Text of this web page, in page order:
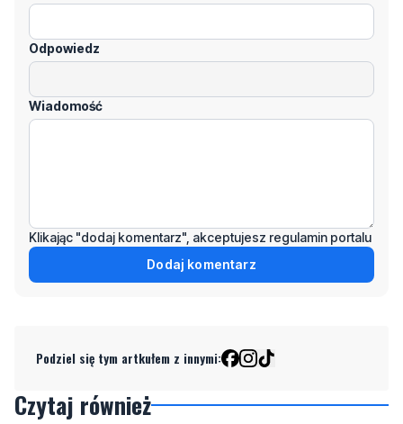
Odpowiedz
Wiadomość
Klikając "dodaj komentarz", akceptujesz regulamin portalu
Dodaj komentarz
Podziel się tym artkułem z innymi:
Czytaj również